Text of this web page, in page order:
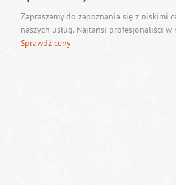
Zapraszamy do zapoznania się z niskimi
naszych usług. Najtańsi profesjonaliści w
Sprawdź ceny